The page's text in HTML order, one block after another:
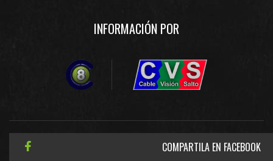
INFORMACIÓN POR
COMPARTILA EN FACEBOOK